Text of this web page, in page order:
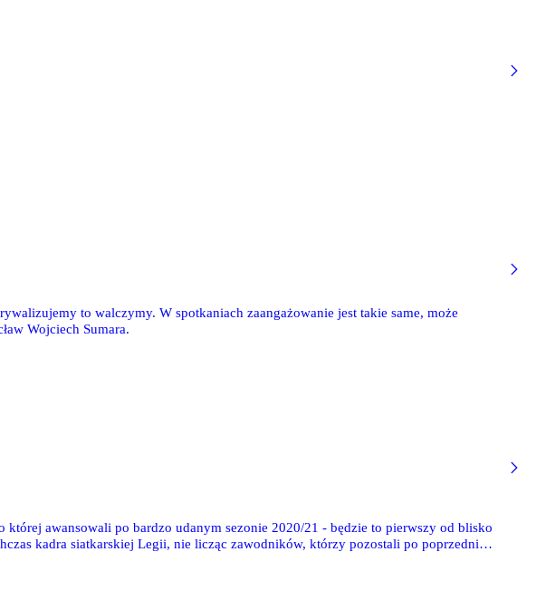
to walczymy. W spotkaniach zaangażowanie jest takie same, może
Wojciech Sumara.
awansowali po bardzo udanym sezonie 2020/21 - będzie to pierwszy od blisko
kadra siatkarskiej Legii, nie licząc zawodników, którzy pozostali po poprzednim